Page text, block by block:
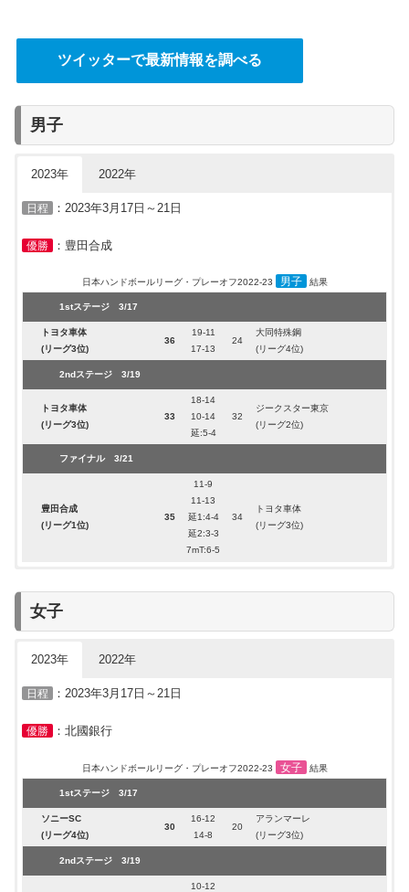
ツイッターで最新情報を調べる
男子
2023年 2022年
日程 ：2023年3月17日～21日
優勝 ：豊田合成
日本ハンドボールリーグ・プレーオフ2022-23 男子 結果
1stステージ 3/17
トヨタ車体
(リーグ3位)
36
19-11
17-13
24
大同特殊鋼
(リーグ4位)
2ndステージ 3/19
トヨタ車体
(リーグ3位)
33
18-14
10-14
延:5-4
32
ジークスター東京
(リーグ2位)
ファイナル 3/21
豊田合成
(リーグ1位)
35
11-9
11-13
延1:4-4
延2:3-3
7mT:6-5
34
トヨタ車体
(リーグ3位)
優勝 ：豊田合成
日本ハンドボールリーグ・プレーオフ2021-22
大崎電気
トヨタ車体
41
21-15
33
大崎電気
ファイナル 3/20
豊田合成
31
20-12
28
トヨタ車体
女子
2023年 2022年
日程 ：2023年3月17日～21日
優勝 ：北國銀行
日本ハンドボールリーグ・プレーオフ2022-23 女子 結果
1stステージ 3/17
ソニーSC
(リーグ4位)
30
16-12
14-8
20
アランマーレ
(リーグ3位)
2ndステージ 3/19
10-12